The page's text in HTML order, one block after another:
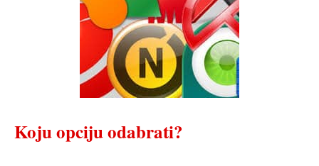
Koju opciju odabrati?